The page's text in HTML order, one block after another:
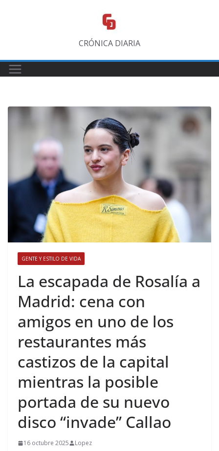
CRÓNICA DIARIA
GENTE Y ESTILO DE VIDA
​La escapada de Rosalía a
Madrid: cena con
amigos en uno de los
restaurantes más
castizos de la capital
mientras la posible
portada de su nuevo
disco “invade” Callao
16 octubre 2025 Lopez